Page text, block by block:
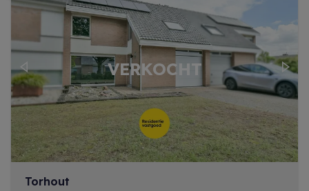
Previous Next
Torhout